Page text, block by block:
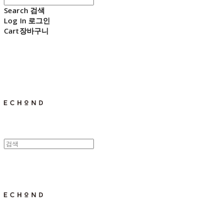
Search 검색
Log In 로그인
Cart장바구니